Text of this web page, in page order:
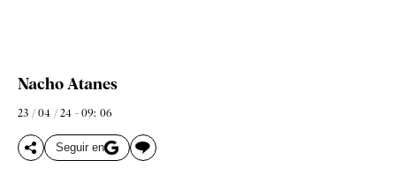
Nacho Atanes
23 / 04 / 24 - 09: 06
Seguir en